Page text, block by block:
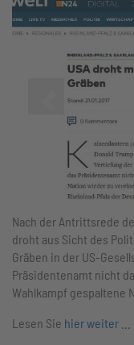
Zurück
Nach der Antrittsrede
droht aus Sicht des
Gräben in der US-
Präsidentenamt nicht
Wahlkampf gespaltene
Lesen Sie hier weiter ...